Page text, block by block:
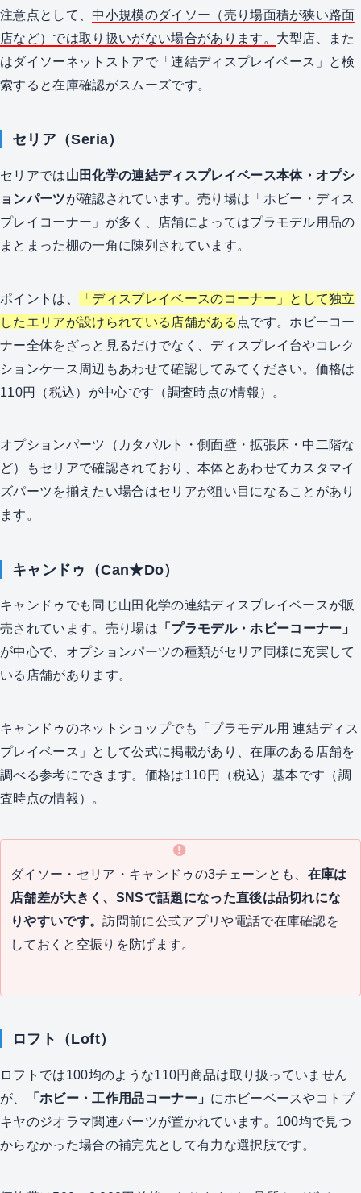
注意点として、中小規模のダイソー（売り場面積が狭い路面
店など）では取り扱いがない場合があります。 大型店、また
はダイソーネットストアで「連結ディスプレイベース」と検
索すると在庫確認がスムーズです。
セリア（Seria）
セリアでは山田化学の連結ディスプレイベース本体・オプシ
ョンパーツが確認されています。売り場は「ホビー・ディス
プレイコーナー」が多く、店舗によってはプラモデル用品の
まとまった棚の一角に陳列されています。
ポイントは、
「ディスプレイベースのコーナー」として独立
したエリアが設けられている店舗がある 点です。ホビーコー
ナー全体をざっと見るだけでなく、ディスプレイ台やコレク
ションケース周辺もあわせて確認してみてください。価格は
110円（税込）が中心です（調査時点の情報）。
オプションパーツ（カタパルト・側面壁・拡張床・中二階な
ど）もセリアで確認されており、本体とあわせてカスタマイ
ズパーツを揃えたい場合はセリアが狙い目になることがあり
ます。
キャンドゥ（Can★Do）
キャンドゥでも同じ山田化学の連結ディスプレイベースが販
売されています。売り場は 「プラモデル・ホビーコーナー」
が中心で、オプションパーツの種類がセリア同様に充実して
いる店舗があります。
キャンドゥのネットショップでも「プラモデル用 連結ディス
プレイベース」として公式に掲載があり、在庫のある店舗を
調べる参考にできます。価格は110円（税込）基本です（調
査時点の情報）。
ダイソー・セリア・キャンドゥの3チェーンとも、 在庫は
店舗差が大きく、SNSで話題になった直後は品切れにな
りやすいです。訪問前に公式アプリや電話で在庫確認を
しておくと空振りを防げます。
ロフト（Loft）
ロフトでは100均のような110円商品は取り扱っていません
が、
「ホビー・工作用品コーナー」 にホビーベースやコトブ
キヤのジオラマ関連パーツが置かれています。100均で見つ
からなかった場合の補完先として有力な選択肢です。